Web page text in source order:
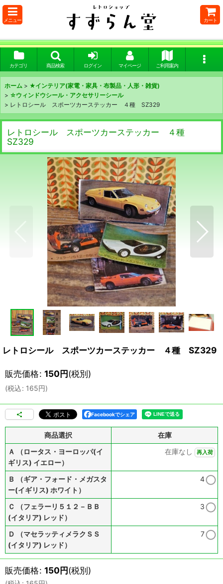
メニュー カート
カテゴリ 商品検索 ログイン マイページ ご利用案内
ホーム > ★インテリア(家電・家具・布製品・人形・雑貨)
> ☆ウィンドウシール・アクセサリーシール
> レトロシール スポーツカーステッカー ４種 SZ329
レトロシール スポーツカーステッカー ４種
SZ329
レトロシール スポーツカーステッカー ４種 SZ329
販売価格: 150円(税別)
(税込: 165円)
Facebookでシェア
商品選択
在庫
Ａ （ロータス・ヨーロッパ(イ
ギリス) イエロー）
在庫なし 再入荷
Ｂ （ギア・フォード・メガスタ
ー(イギリス) ホワイト）
4
Ｃ （フェラーリ５１２－ＢＢ
(イタリア) レッド）
3
Ｄ （マセラッティメラクＳＳ
(イタリア) レッド）
7
販売価格: 150円(税別)